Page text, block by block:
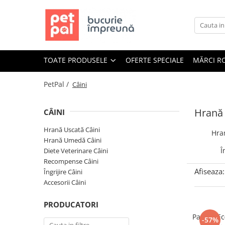
Toate Produsele
Câine Junior
Câine Senior
Câine Junior
Câine Adult
Diete Veterinare Câini
Recompense Câini
TOATE PRODUSELE OFERTE SPECIALE MĂRCI
PetPal / Câini
CÂINI
Hrană Uscată Câini
Hrană Umedă Câini
Diete Veterinare Câini
Recompense Câini
Îngrijire Câini
Accesorii Câini
PRODUCATORI
Afiseaza:
-57%
Pachet